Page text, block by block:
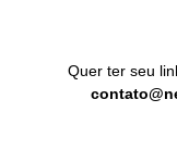
Quer ter seu